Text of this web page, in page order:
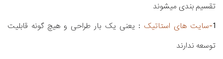
تقسیم بندی میشوند
1-سایت های استاتیک : یعنی یک بار طراحی و هیچ گونه قابلیت
توسعه ندارند